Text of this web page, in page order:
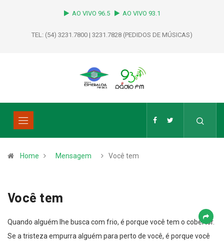
AO VIVO 96.5 AO VIVO 93.1
TEL: (54) 3231.7800 | 3231.7828 (PEDIDOS DE MÚSICAS)
Home Mensagem Você tem
Você tem
Quando alguém lhe busca com frio, é porque você tem o cobertor.
Se a tristeza empurra alguém para perto de você, é porque você